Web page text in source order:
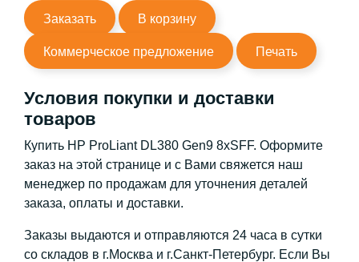
Заказать В корзину
Коммерческое предложение Печать
Условия покупки и доставки
товаров
Купить HP ProLiant DL380 Gen9 8xSFF. Оформите
заказ на этой странице и с Вами свяжется наш
менеджер по продажам для уточнения деталей
заказа, оплаты и доставки.
Заказы выдаются и отправляются 24 часа в сутки
со складов в г.Москва и г.Санкт-Петербург. Если Вы